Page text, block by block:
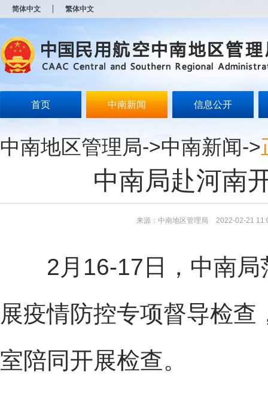
简体中文 繁体中文
首页 中南新闻 信息公开
中南地区管理局->中南新闻->
中南局赴河南
来源：中南地区管理局 2022-02-21
2月16-17日，中南局
展疫情防控专项督导检
室陪同开展检查。
开
无
障
说
Alt